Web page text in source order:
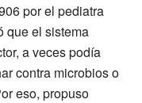
por el pediatra
que el sistema
a veces podía
contra microbios o
eso, propuso